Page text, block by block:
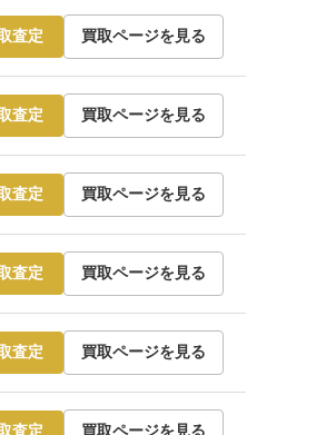
査定 買取ページを見る
査定 買取ページを見る
査定 買取ページを見る
査定 買取ページを見る
査定 買取ページを見る
査定 買取ページを見る